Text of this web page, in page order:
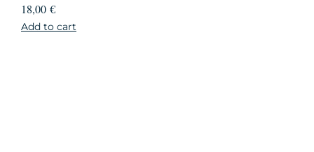
18,00 €
Add to cart